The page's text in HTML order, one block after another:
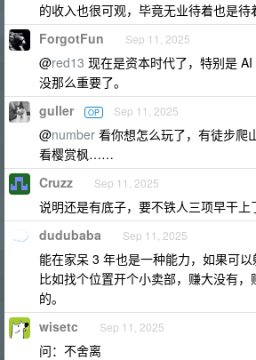
的收入也很可观，毕竟无业待着也是待
ForgotFun Sep 11, 2025
@red13 现在是资本时代了，特别是
没那么重要了。
guller OP Sep 11, 2025
@number 看你想怎么玩了，有徒步爬
看樱赏枫……
Cruzz Sep 11, 2025
说明还是有底子，要不铁人三项早干上
dudubaba Sep 11, 2025
能在家呆 3 年也是一种能力，如果可以
比如找个位置开个小卖部，赚大没有
的。
wisetc Sep 11, 2025
问：不舍离